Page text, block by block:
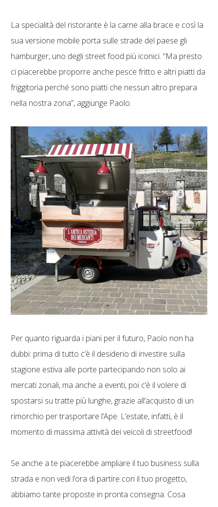
La specialità del ristorante è la carne alla brace e così la
sua versione mobile porta sulle strade del paese gli
hamburger, uno degli street food più iconici. “Ma presto
ci piacerebbe proporre anche pesce fritto e altri piatti da
friggitoria perché sono piatti che nessun altro prepara
nella nostra zona”, aggiunge Paolo.
Per quanto riguarda i piani per il futuro, Paolo non ha
dubbi: prima di tutto c’è il desiderio di investire sulla
stagione estiva alle porte partecipando non solo ai
mercati zonali, ma anche a eventi, poi c’è il volere di
spostarsi su tratte più lunghe, grazie all’acquisto di un
rimorchio per trasportare l’Ape. L’estate, infatti, è il
momento di massima attività dei veicoli di streetfood!
Se anche a te piacerebbe ampliare il tuo business sulla
strada e non vedi l’ora di partire con il tuo progetto,
abbiamo tante proposte in pronta consegna. Cosa